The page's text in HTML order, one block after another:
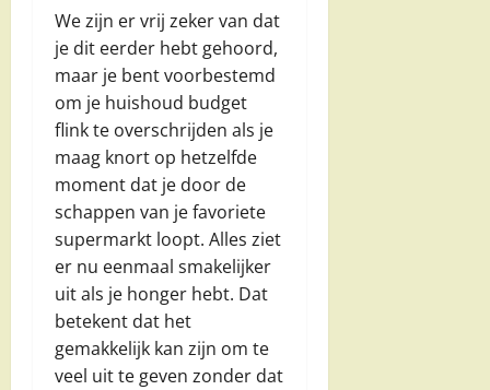
We zijn er vrij zeker van dat
je dit eerder hebt gehoord,
maar je bent voorbestemd
om je huishoud budget
flink te overschrijden als je
maag knort op hetzelfde
moment dat je door de
schappen van je favoriete
supermarkt loopt. Alles ziet
er nu eenmaal smakelijker
uit als je honger hebt. Dat
betekent dat het
gemakkelijk kan zijn om te
veel uit te geven zonder dat